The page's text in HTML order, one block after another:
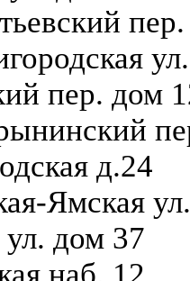
пер. дом
д.24
Ямская
дом 37